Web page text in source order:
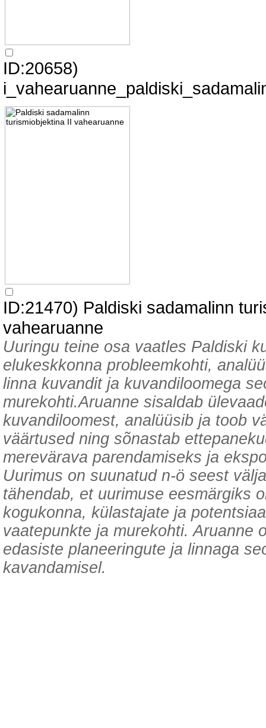
ID:20658)
ID:21470) Paldiski sadamalinn
vahearuanne
Uuringu teine osa vaatles Paldiski
elukeskkonna probleemkohti,
linna kuvandit ja kuvandiloomega
murekohti.Aruanne sisaldab
kuvandiloomest, analüüsib ja toob
väärtused ning sõnastab
merevärava parendamiseks ja
Uurimus on suunatud n-ö seest
tähendab, et uurimuse eesmärgiks
kogukonna, külastajate ja
vaatepunkte ja murekohti. Aruanne
edasiste planeeringute ja linnaga
kavandamisel.